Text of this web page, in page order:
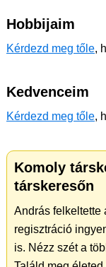
Hobbijaim
Kérdezd meg tőle,
Kedvenceim
Kérdezd meg tőle,
Komoly
társkeresőn
András felkeltette
regisztráció
is. Nézz szét a